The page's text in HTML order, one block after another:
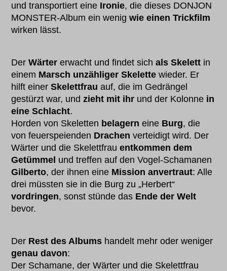
und transportiert eine Ironie, die dieses DONJON
MONSTER-Album ein wenigwie einen Trickfilm
wirken lässt.
DerWärter erwacht und findet sichals Skelett in
einem Marsch unzähliger Skelette wieder. Er
hilft einerSkelettfrau auf, die im Gedrängel
gestürzt war, undzieht mit ihr und der Kolonne in
eine Schlacht.
Horden von Skeletten belagern eine Burg, die
von feuerspeienden Drachen verteidigt wird. Der
Wärter und die Skelettfrauentkommen dem
Getümmel und treffen auf den Vogel-Schamanen
Gilberto, der ihnen eine Mission anvertraut: Alle
drei müssten sie in die Burg zu „Herbert“
vordringen, sonst stünde das Ende der Welt
bevor.
Der Rest des Albums handelt mehr oder weniger
genau davon:
Der Schamane, der Wärter und die Skelettfrau